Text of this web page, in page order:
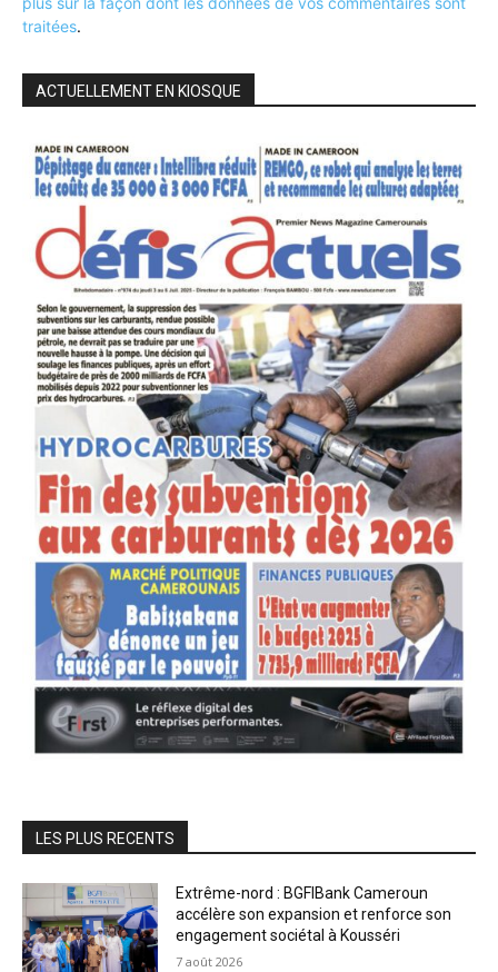
traitées.
ACTUELLEMENT EN KIOSQUE
LES PLUS RECENTS
Extrême-nord : BGFIBank Cameroun
accélère son expansion et renforce son
engagement sociétal à Kousséri
7 août 2026